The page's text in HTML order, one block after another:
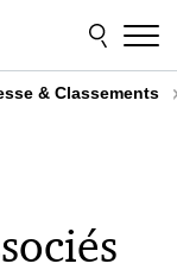
& Classements